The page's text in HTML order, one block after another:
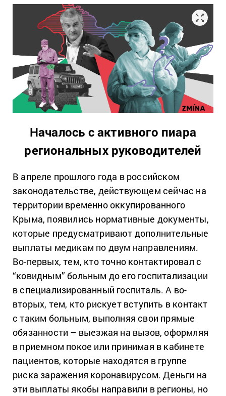
Началось с активного пиара
региональных руководителей
В апреле прошлого года в российском
законодательстве, действующем сейчас на
территории временно оккупированного
Крыма, появились нормативные документы,
которые предусматривают дополнительные
выплаты медикам по двум направлениям.
Во-первых, тем, кто точно контактировал с
“ковидным” больным до его госпитализации
в специализированный госпиталь. А во-
вторых, тем, кто рискует вступить в контакт
с таким больным, выполняя свои прямые
обязанности – выезжая на вызов, оформляя
в приемном покое или принимая в кабинете
пациентов, которые находятся в группе
риска заражения коронавирусом. Деньги на
эти выплаты якобы направили в регионы, но